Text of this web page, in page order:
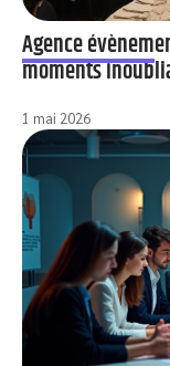
Agence
moments
1 mai 2026